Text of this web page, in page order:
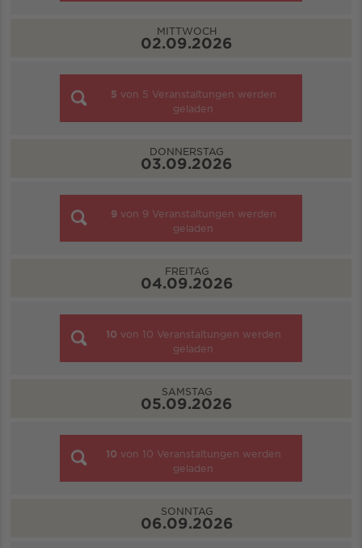
MITTWOCH
02.09.2026
5 von 5 Veranstaltungen werden
geladen
DONNERSTAG
03.09.2026
9 von 9 Veranstaltungen werden
geladen
FREITAG
04.09.2026
10 von 10 Veranstaltungen werden
geladen
SAMSTAG
05.09.2026
10 von 10 Veranstaltungen werden
geladen
SONNTAG
06.09.2026